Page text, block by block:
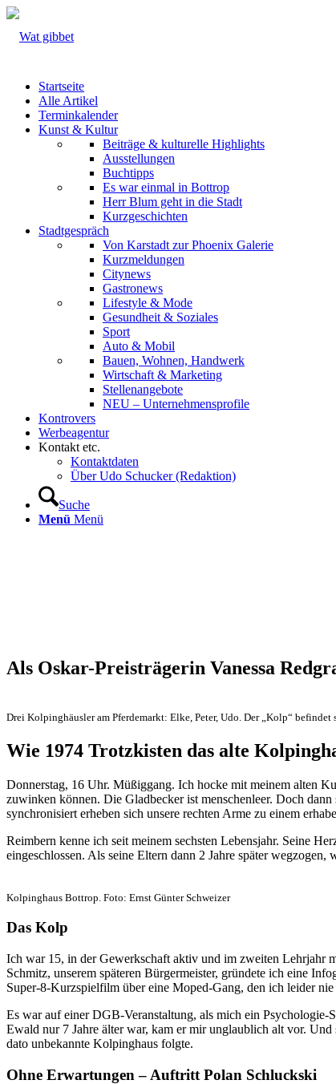
Startseite
Alle Artikel
Terminkalender
Kunst & Kultur
Beiträge & kulturelle Highlights
Ausstellungen
Buchtipps
Es war einmal in Bottrop
Herr Blum geht in die Stadt
Kurzgeschichten
Stadtgespräch
Von Karstadt zur Phoenix Galerie
Kurzmeldungen
Citynews
Gastronews
Lifestyle & Mode
Gesundheit & Soziales
Sport
Auto & Mobil
Bauen, Wohnen, Handwerk
Wirtschaft & Marketing
Stellenangebote
NEU – Unternehmens­profile
Kontrovers
Werbeagentur
Kontakt etc.
Kontaktdaten
Über Udo Schucker (Redaktion)
Suche
Menü Menü
Als Oskar-Preisträgerin Vanessa
Drei Kolpinghäusler am Pferdemarkt: Elke, Peter, Udo. Der „Kolp“
Wie 1974 Trotzkisten das alte
Donnerstag, 16 Uhr. Müßiggang. Ich hocke mit meinem alten
zuwinken können. Die Gladbecker ist menschenleer. Doch
synchronisiert erheben sich unsere rechten Arme zu einem
Reimbern kenne ich seit meinem sechsten Lebensjahr. Seine
eingeschlossen. Als seine Eltern dann 2 Jahre später
Kolpinghaus Bottrop. Foto: Ernst Günter Schweizer
Das Kolp
Ich war 15, in der Gewerkschaft aktiv und im zweiten Lehrjahr
Schmitz, unserem späteren Bürgermeister, gründete ich eine
Super-8-Kurzspielfilm über eine Moped-Gang, den ich leider
Es war auf einer DGB-Veranstaltung, als mich ein
Ewald nur 7 Jahre älter war, kam er mir unglaublich alt vor.
dato unbekannte Kolpinghaus folgte.
Ohne Erwartungen – Auftritt Polan Schluckski